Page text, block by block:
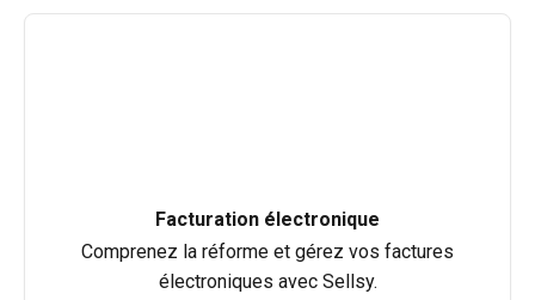
Facturation électronique
Comprenez la réforme et gérez vos factures
électroniques avec Sellsy.